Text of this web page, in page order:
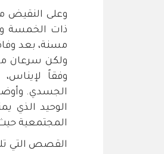
وعلى النقيض
ذات الخمسة
مسنة، بعد
ولكن سرعان
وفقاً
الجسدي.
الوحيد الذي
المجتمعية
القصص التي